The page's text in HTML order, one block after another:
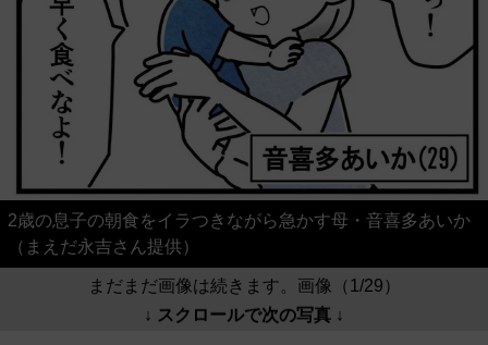
2歳の息子の朝食をイラつきながら急かす母・音喜多あいか
（まえだ永吉さん提供）
まだまだ画像は続きます。画像（1/29）
↓ スクロールで次の写真 ↓